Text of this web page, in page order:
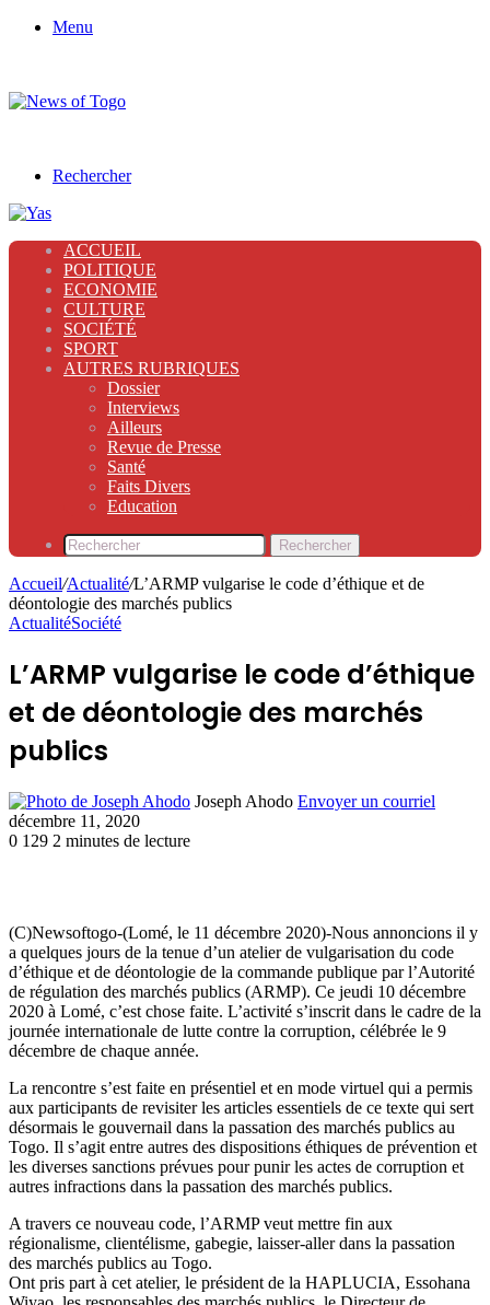
Menu
Rechercher
ACCUEIL
POLITIQUE
ECONOMIE
CULTURE
SOCIÉTÉ
SPORT
AUTRES RUBRIQUES
Dossier
Interviews
Ailleurs
Revue de Presse
Santé
Faits Divers
Education
Rechercher
Accueil/Actualité/L’ARMP vulgarise le code d’éthique et de
déontologie des marchés publics
ActualitéSociété
L’ARMP vulgarise le code d’éthique
et de déontologie des marchés
publics
Joseph Ahodo Envoyer un courriel
décembre 11, 2020
0 129 2 minutes de lecture
(C)Newsoftogo-(Lomé, le 11 décembre 2020)-Nous annoncions il y
a quelques jours de la tenue d’un atelier de vulgarisation du code
d’éthique et de déontologie de la commande publique par l’Autorité
de régulation des marchés publics (ARMP). Ce jeudi 10 décembre
2020 à Lomé, c’est chose faite. L’activité s’inscrit dans le cadre de la
journée internationale de lutte contre la corruption, célébrée le 9
décembre de chaque année.
La rencontre s’est faite en présentiel et en mode virtuel qui a permis
aux participants de revisiter les articles essentiels de ce texte qui sert
désormais le gouvernail dans la passation des marchés publics au
Togo. Il s’agit entre autres des dispositions éthiques de prévention et
les diverses sanctions prévues pour punir les actes de corruption et
autres infractions dans la passation des marchés publics.
A travers ce nouveau code, l’ARMP veut mettre fin aux
régionalisme, clientélisme, gabegie, laisser-aller dans la passation
des marchés publics au Togo.
Ont pris part à cet atelier, le président de la HAPLUCIA, Essohana